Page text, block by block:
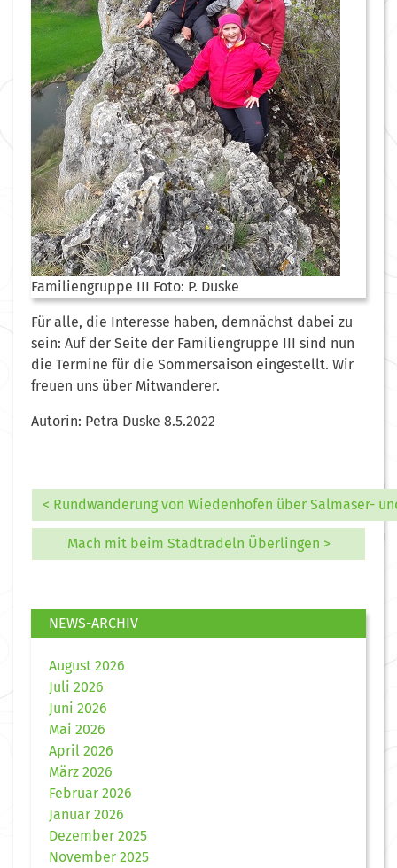
Familiengruppe III Foto: P. Duske
Für alle, die Interesse haben, demnächst dabei zu
sein: Auf der Seite der Familiengruppe III sind nun
die Termine für die Sommersaison eingestellt. Wir
freuen uns über Mitwanderer.
Autorin: Petra Duske 8.5.2022
< Rundwanderung von Wiedenhofen über Salmaser-
Mach mit beim Stadtradeln Überlingen >
NEWS-ARCHIV
August 2026
Juli 2026
Juni 2026
Mai 2026
April 2026
März 2026
Februar 2026
Januar 2026
Dezember 2025
November 2025